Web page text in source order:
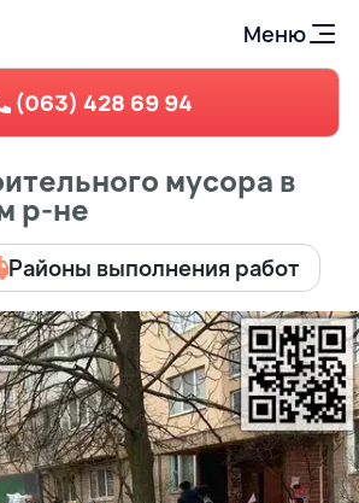
Меню
(063) 428 69 94
мусора в
р-не
Районы выполнения работ